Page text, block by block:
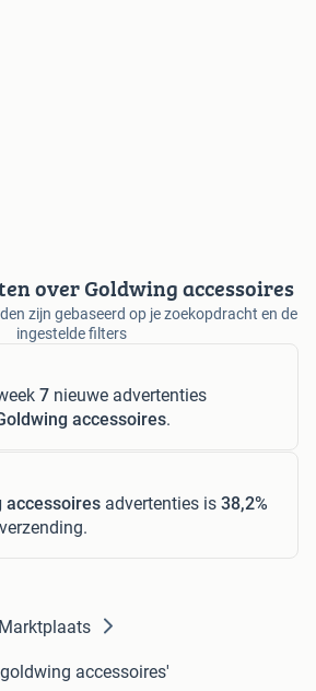
over Goldwing accessoires
zijn gebaseerd op je zoekopdracht en de
ingestelde filters
7 nieuwe advertenties
accessoires.
accessoires advertenties is 38,2%
accessoires'